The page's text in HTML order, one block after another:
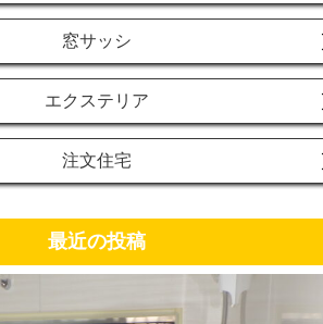
窓サッシ
エクステリア
注文住宅
最近の投稿